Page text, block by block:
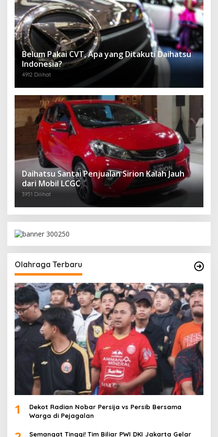
Belum Pakai CVT, Apa yang Ditakuti Daihatsu
Indonesia?
4912 Dilihat
Daihatsu Santai Penjualan Sirion Kalah Jauh
dari Mobil LCGC
3951 Dilihat
Olahraga Terbaru
1
Dekot Radian Nobar Persija vs Persib Bersama
Warga di Pejagalan
Semangat Tinggi! Tim Biliar PWI DKI Jakarta Gelar